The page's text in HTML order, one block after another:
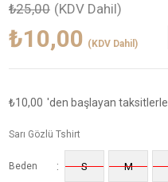
₺25,00 (KDV Dahil)
₺10,00 (KDV Dahil)
₺10,00 'den başlayan taksitlerle
Sarı Gözlü Tshirt
Beden : S M